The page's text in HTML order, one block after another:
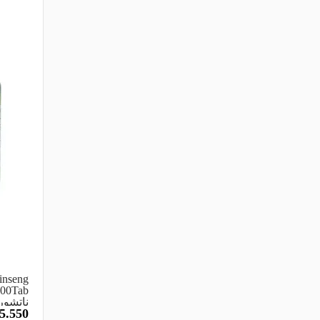
1000 مجم 100 قرص